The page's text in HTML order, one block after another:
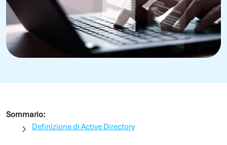
Sommario:
Definizione di Active Directory